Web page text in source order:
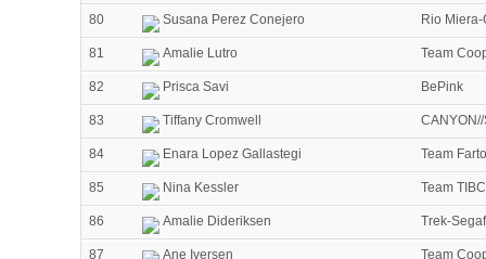
80 Susana Perez Conejero Rio
81 Amalie Lutro Team
82 Prisca Savi BePink
83 Tiffany Cromwell
84 Enara Lopez Gallastegi Team
85 Nina Kessler Team
86 Amalie Dideriksen Trek-
87 Ane Iversen Team